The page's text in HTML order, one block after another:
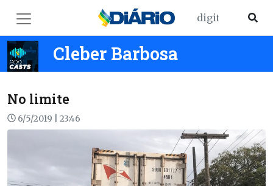
Cleber Barbosa
No limite
6/5/2019 | 23:46